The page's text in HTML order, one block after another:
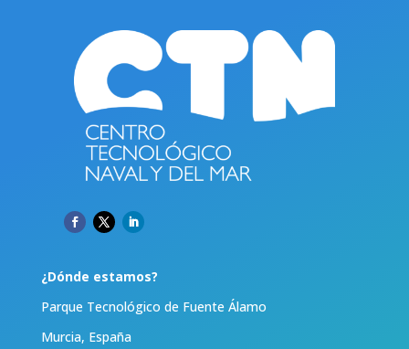
¿Dónde estamos?
Parque Tecnológico de Fuente Álamo
Murcia, España